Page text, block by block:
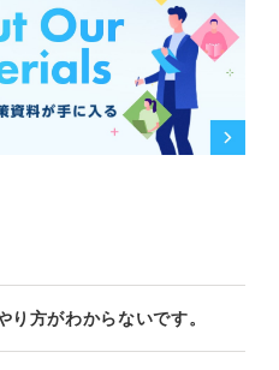
り方がわからないです。